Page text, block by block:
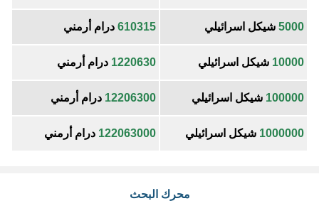
5000 شيكل اسرائيلي 610315 درام أرمني
10000 شيكل اسرائيلي 1220630 درام أرمني
100000 شيكل اسرائيلي 12206300 درام أرمني
1000000 شيكل اسرائيلي 122063000 درام أرمني
محرك البحث